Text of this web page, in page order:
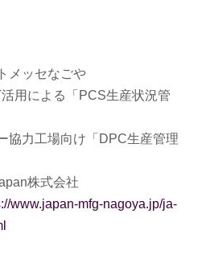
ッセなごや
用による「PCS生産状況管
協力工場向け「DPC生産管理
株式会社
www.japan-mfg-nagoya.jp/ja-